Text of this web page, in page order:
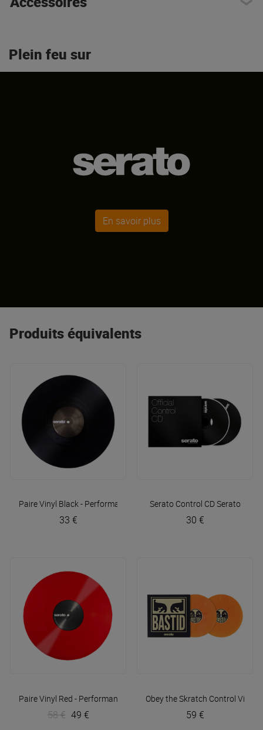
Plein feu sur
En savoir plus
Produits équivalents
Paire Vinyl Black - Performance Serato
33 €
Serato Control CDSerato
30 €
Paire Vinyl Red - Performance Serato
58 € 49 €
Obey the Skratch Control Vinyl
59 €